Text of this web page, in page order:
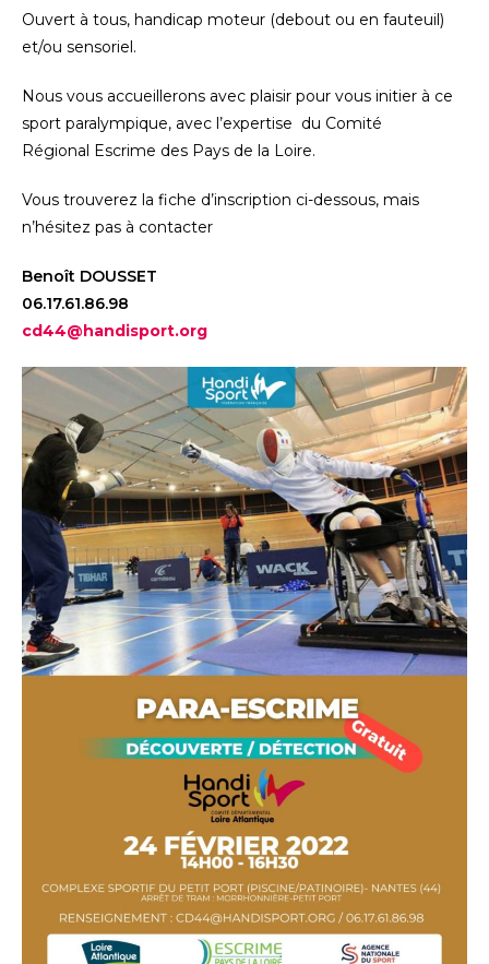
Ouvert à tous, handicap moteur (debout ou en fauteuil)
et/ou sensoriel.
Nous vous accueillerons avec plaisir pour vous initier à ce
sport paralympique, avec l’expertise du Comité
Régional Escrime des Pays de la Loire.
Vous trouverez la fiche d’inscription ci-dessous, mais
n’hésitez pas à contacter
Benoît DOUSSET
06.17.61.86.98
cd44@handisport.org